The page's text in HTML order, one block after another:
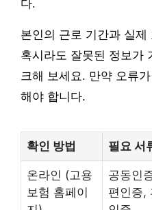
다.
본인의 근로 기간과 실
혹시라도 잘못된 정보가
크해 보세요. 만약 오류
해야 합니다.
확인 방법 필요 서
온라인 (고용
보험 홈페이
공동인
편인증,